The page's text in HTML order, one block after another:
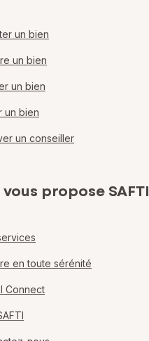
un bien
un bien
un bien
un bien
un conseiller
vous propose SAFTI
en toute sérénité
Connect